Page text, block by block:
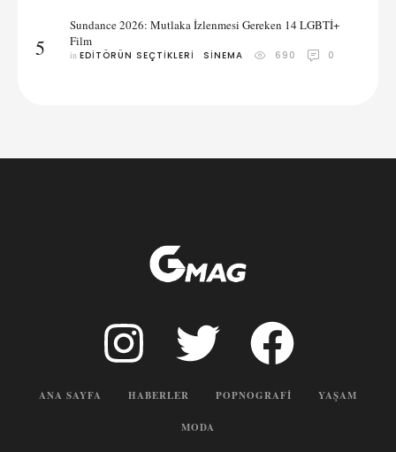
5
Sundance 2026: Mutlaka İzlenmesi Gereken 14 LGBTİ+
Film
in EDITÖRÜN SEÇTIKLERI SINEMA 690 0
ANA SAYFA HABERLER POPNOGRAFI YAŞAM
MODA